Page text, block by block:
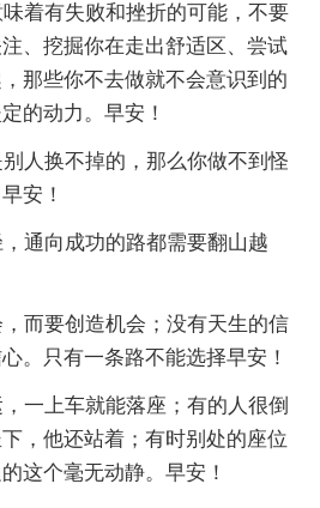
着有失败和挫折的可能，不要
、挖掘你在走出舒适区、尝试
那些你不去做就不会意识到的
的动力。早安！
人换不掉的，那么你做不到怪
安！
通向成功的路都需要翻山越
而要创造机会；没有天生的信
。只有一条路不能选择早安！
一上车就能落座；有的人很倒
，他还站着；有时别处的座位
这个毫无动静。早安！